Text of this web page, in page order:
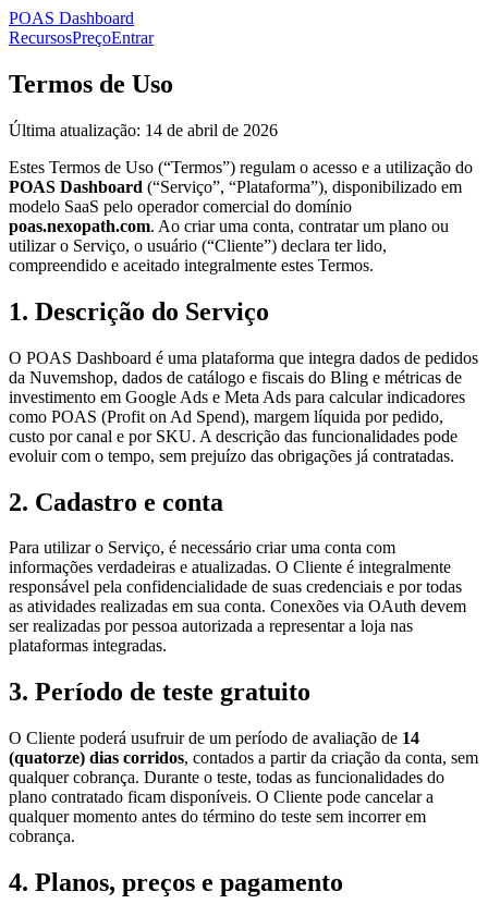
POAS Dashboard
RecursosPreçoEntrar
Termos de Uso
Última atualização: 14 de abril de 2026
Estes Termos de Uso (“Termos”) regulam o acesso e a utilização do
POAS Dashboard (“Serviço”, “Plataforma”), disponibilizado em
modelo SaaS pelo operador comercial do domínio
poas.nexopath.com. Ao criar uma conta, contratar um plano ou
utilizar o Serviço, o usuário (“Cliente”) declara ter lido,
compreendido e aceitado integralmente estes Termos.
1. Descrição do Serviço
O POAS Dashboard é uma plataforma que integra dados de pedidos
da Nuvemshop, dados de catálogo e fiscais do Bling e métricas de
investimento em Google Ads e Meta Ads para calcular indicadores
como POAS (Profit on Ad Spend), margem líquida por pedido,
custo por canal e por SKU. A descrição das funcionalidades pode
evoluir com o tempo, sem prejuízo das obrigações já contratadas.
2. Cadastro e conta
Para utilizar o Serviço, é necessário criar uma conta com
informações verdadeiras e atualizadas. O Cliente é integralmente
responsável pela confidencialidade de suas credenciais e por todas
as atividades realizadas em sua conta. Conexões via OAuth devem
ser realizadas por pessoa autorizada a representar a loja nas
plataformas integradas.
3. Período de teste gratuito
O Cliente poderá usufruir de um período de avaliação de 14
(quatorze) dias corridos, contados a partir da criação da conta, sem
qualquer cobrança. Durante o teste, todas as funcionalidades do
plano contratado ficam disponíveis. O Cliente pode cancelar a
qualquer momento antes do término do teste sem incorrer em
cobrança.
4. Planos, preços e pagamento